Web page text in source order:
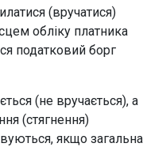
(вручатися)
обліку платника
податковий борг
(не вручається), а
(стягнення)
якщо загальна